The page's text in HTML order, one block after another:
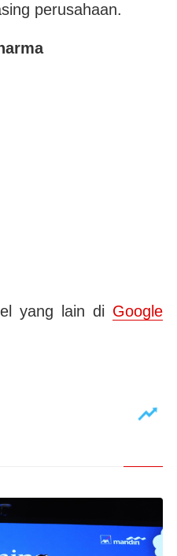
perusahaan.
yang lain di Google